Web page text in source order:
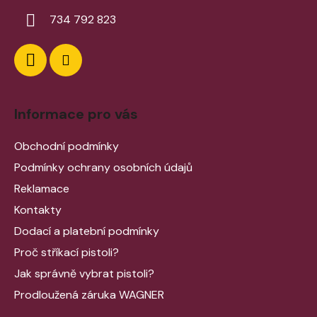
734 792 823
Informace pro vás
Obchodní podmínky
Podmínky ochrany osobních údajů
Reklamace
Kontakty
Dodací a platební podmínky
Proč stříkací pistoli?
Jak správně vybrat pistoli?
Prodloužená záruka WAGNER